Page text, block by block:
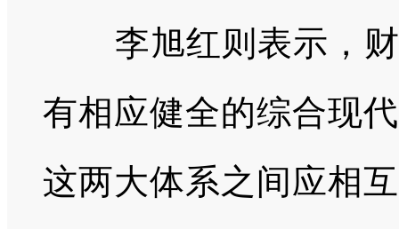
李旭红则表示，财
有相应健全的综合现
这两大体系之间应相